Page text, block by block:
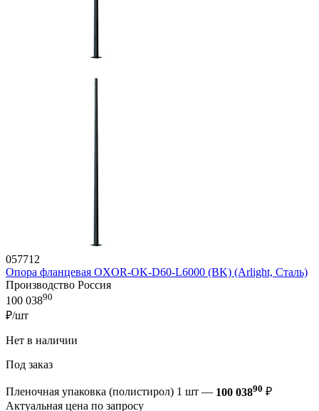
057712
Опора фланцевая OXOR-OK-D60-L6000 (BK) (Arlight, Сталь)
Производство Россия
100 03890
₽/шт
Нет в наличии
Под заказ
Пленочная упаковка (полистирол) 1 шт — 100 03890 ₽
Актуальная цена по запросу